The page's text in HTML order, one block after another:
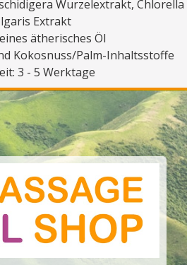
Wurzelextrakt, Chlorella
Extrakt
ätherisches Öl
Kokosnuss/Palm-Inhaltsstoffe
3 - 5 Werktage